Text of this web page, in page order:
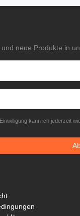
neue Produkte in
kann ich jederzeit